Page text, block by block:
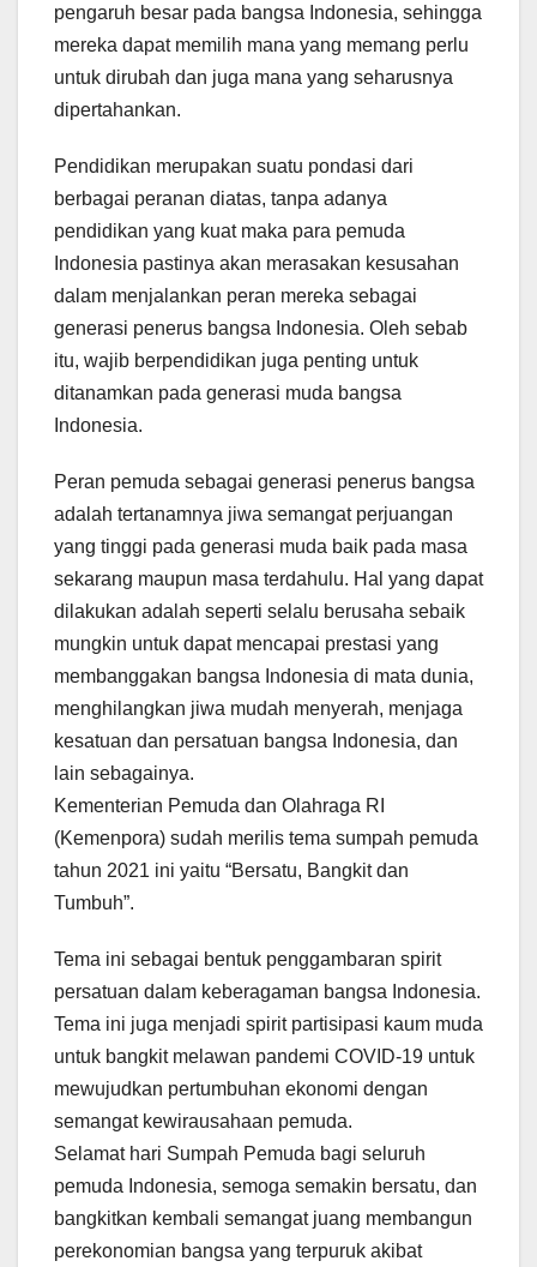
pengaruh besar pada bangsa Indonesia, sehingga
mereka dapat memilih mana yang memang perlu
untuk dirubah dan juga mana yang seharusnya
dipertahankan.
Pendidikan merupakan suatu pondasi dari
berbagai peranan diatas, tanpa adanya
pendidikan yang kuat maka para pemuda
Indonesia pastinya akan merasakan kesusahan
dalam menjalankan peran mereka sebagai
generasi penerus bangsa Indonesia. Oleh sebab
itu, wajib berpendidikan juga penting untuk
ditanamkan pada generasi muda bangsa
Indonesia.
Peran pemuda sebagai generasi penerus bangsa
adalah tertanamnya jiwa semangat perjuangan
yang tinggi pada generasi muda baik pada masa
sekarang maupun masa terdahulu. Hal yang dapat
dilakukan adalah seperti selalu berusaha sebaik
mungkin untuk dapat mencapai prestasi yang
membanggakan bangsa Indonesia di mata dunia,
menghilangkan jiwa mudah menyerah, menjaga
kesatuan dan persatuan bangsa Indonesia, dan
lain sebagainya.
Kementerian Pemuda dan Olahraga RI
(Kemenpora) sudah merilis tema sumpah pemuda
tahun 2021 ini yaitu “Bersatu, Bangkit dan
Tumbuh”.
Tema ini sebagai bentuk penggambaran spirit
persatuan dalam keberagaman bangsa Indonesia.
Tema ini juga menjadi spirit partisipasi kaum muda
untuk bangkit melawan pandemi COVID-19 untuk
mewujudkan pertumbuhan ekonomi dengan
semangat kewirausahaan pemuda.
Selamat hari Sumpah Pemuda bagi seluruh
pemuda Indonesia, semoga semakin bersatu, dan
bangkitkan kembali semangat juang membangun
perekonomian bangsa yang terpuruk akibat